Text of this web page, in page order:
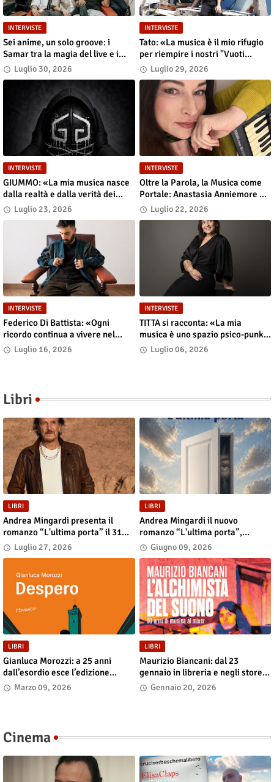
INTERVISTE
Sei anime, un solo groove: i
Samar tra la magia del live e i
grandi sogni
Luglio 30, 2026
INTERVISTE
Tato: «La musica è il mio rifugio
per riempire i nostri "Vuoti
digitali"»
Luglio 29, 2026
INTERVISTE
GIUMMO: «La mia musica nasce
dalla realtà e dalla verità dei
contenuti»
Luglio 23, 2026
INTERVISTE
Oltre la Parola, la Musica come
Portale: Anastasia Anniemore 24
si Racconta tra Poesia,
Produzione e Nuove Visioni
Luglio 22, 2026
INTERVISTE
Federico Di Battista: «Ogni
ricordo continua a vivere nel
presente»
Luglio 16, 2026
INTERVISTE
TITTA si racconta: «La mia
musica è uno spazio psico-punk
in cui il corpo incarna le storie»
Luglio 06, 2026
Libri
LIBRI
Andrea Mingardi presenta il
romanzo “L'ultima porta” il 31
luglio alla Fiera di San Lazzaro
Luglio 27, 2026
LIBRI
Andrea Mingardi il nuovo
romanzo “L'ultima porta”,
disponibile in libreria e negli
store digitali
Giugno 09, 2026
LIBRI
Gianluca Morozzi: a 25 anni
dall’esordio esce l’edizione
definitiva di “Despero”, dal 13
Marzo 09, 2026
LIBRI
Maurizio Biancani: dal 23
gennaio in libreria e negli store
digitali “L’alchimista del suono.
Gennaio 20, 2026
Cinema